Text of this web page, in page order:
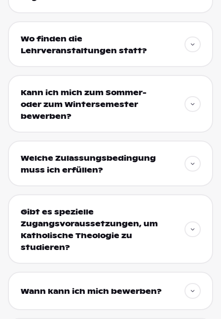
Wo finden die
Lehrveranstaltungen statt?
Kann ich mich zum Sommer-
oder zum Wintersemester
bewerben?
Welche Zulassungsbedingung
muss ich erfüllen?
Gibt es spezielle
Zugangsvoraussetzungen, um
Katholische Theologie zu
studieren?
Wann kann ich mich bewerben?